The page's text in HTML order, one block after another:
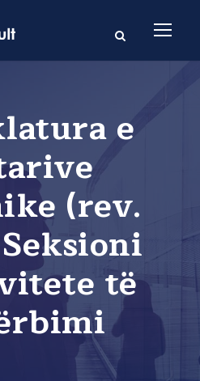
e
(rev.
të